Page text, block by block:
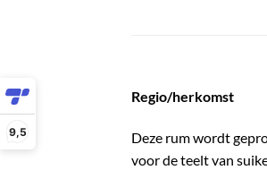
9,5
Regio/herkomst
Deze rum wordt
voor de teelt van